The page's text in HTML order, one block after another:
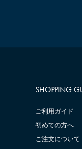
SHOPPING
ご利用ガイド
初めての方へ
ご注文について